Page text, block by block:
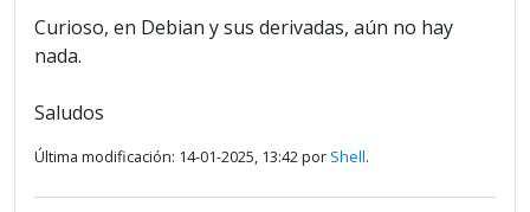
Curioso, en Debian y sus derivadas, aún no hay
nada.
Saludos
Última modificación: 14-01-2025, 13:42 por Shell.